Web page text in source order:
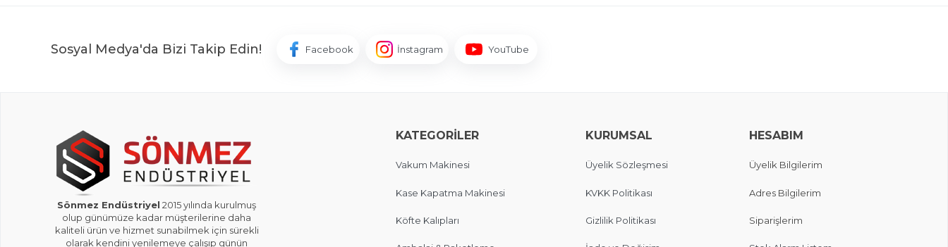
Sosyal Medya'da Bizi Takip Edin! Facebook İnstagram YouTube
Sönmez Endüstriyel 2015 yılında kurulmuş
olup günümüze kadar müşterilerine daha
kaliteli ürün ve hizmet sunabilmek için sürekli
olarak kendini yenilemeye çalışıp günün
KATEGORİLER
Vakum Makinesi
Kase Kapatma Makinesi
Köfte Kalıpları
KURUMSAL
Üyelik Sözleşmesi
KVKK Politikası
Gizlilik Politikası
HESABIM
Üyelik Bilgilerim
Adres Bilgilerim
Siparişlerim